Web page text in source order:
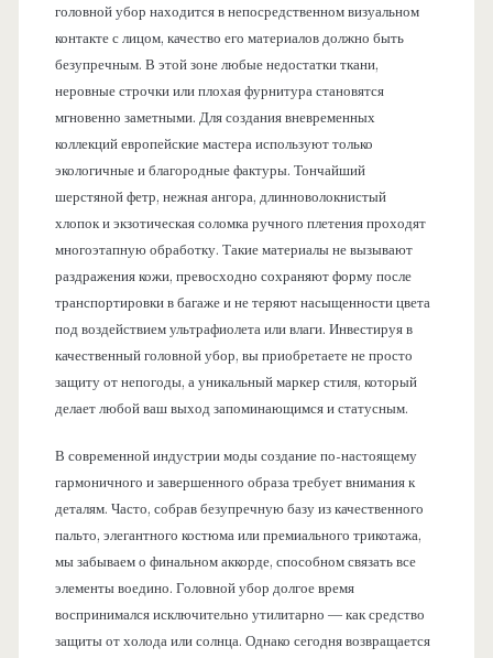
головной убор находится в непосредственном визуальном
контакте с лицом, качество его материалов должно быть
безупречным. В этой зоне любые недостатки ткани,
неровные строчки или плохая фурнитура становятся
мгновенно заметными. Для создания вневременных
коллекций европейские мастера используют только
экологичные и благородные фактуры. Тончайший
шерстяной фетр, нежная ангора, длинноволокнистый
хлопок и экзотическая соломка ручного плетения проходят
многоэтапную обработку. Такие материалы не вызывают
раздражения кожи, превосходно сохраняют форму после
транспортировки в багаже и не теряют насыщенности цвета
под воздействием ультрафиолета или влаги. Инвестируя в
качественный головной убор, вы приобретаете не просто
защиту от непогоды, а уникальный маркер стиля, который
делает любой ваш выход запоминающимся и статусным.
В современной индустрии моды создание по-настоящему
гармоничного и завершенного образа требует внимания к
деталям. Часто, собрав безупречную базу из качественного
пальто, элегантного костюма или премиального трикотажа,
мы забываем о финальном аккорде, способном связать все
элементы воедино. Головной убор долгое время
воспринимался исключительно утилитарно — как средство
защиты от холода или солнца. Однако сегодня возвращается